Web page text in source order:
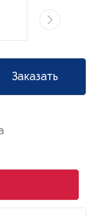
Заказать